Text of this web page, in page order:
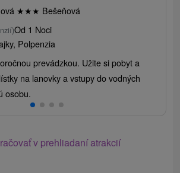
★★★ Bešeňová
Od 1 Noci
Polpenzia
prevádzkou. Užite si pobyt a
na lanovky a vstupy do vodných
osobu.
v prehliadaní atrakcií